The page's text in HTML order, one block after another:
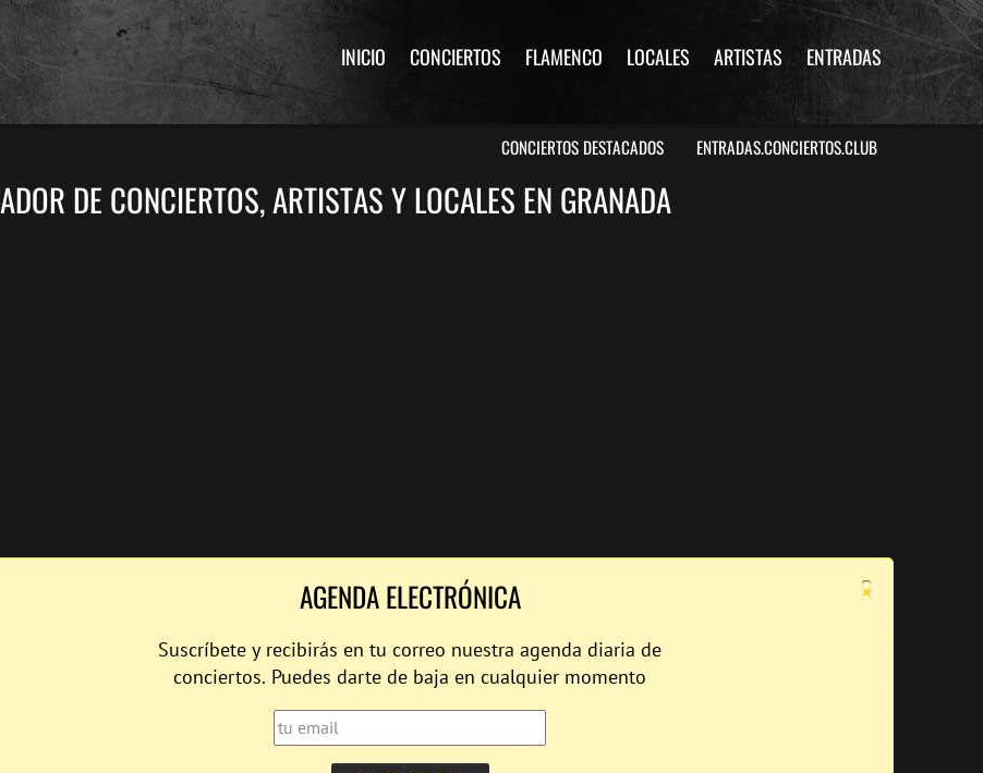
INICIO CONCIERTOS FLAMENCO LOCALES ARTISTAS ENTRADAS
CONCIERTOS DESTACADOS ENTRADAS.CONCIERTOS.CLUB
DE CONCIERTOS, ARTISTAS Y LOCALES EN GRANADA
×
AGENDA ELECTRÓNICA
Suscríbete y recibirás en tu correo nuestra agenda diaria de
conciertos. Puedes darte de baja en cualquier momento